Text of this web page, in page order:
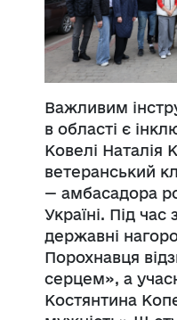
Важливим
в області є
Ковелі Наталія
ветеранський
— амбасадора
Україні. Під час
державні
Порохнавця
серцем», а
Костянтина